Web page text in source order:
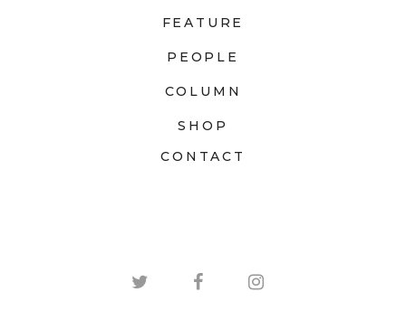
FEATURE
PEOPLE
COLUMN
SHOP
CONTACT